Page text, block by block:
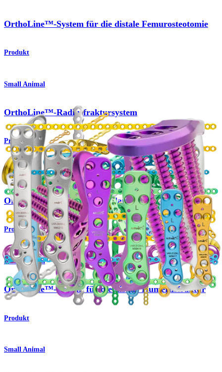
OrthoLine™-System für die distale Femurosteotomie
Produkt
Small Animal
OrthoLine™-Radiusfraktursystem
Produkt
Small Animal
OrthoLine™ Schneidbares Plattensystem
Produkt
Small Animal
OrthoLine™-System für die distale Humerusfraktur
Produkt
Small Animal